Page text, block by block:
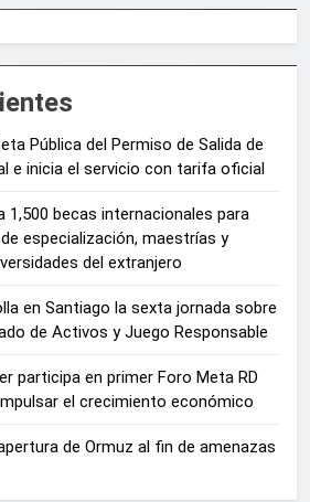
Pública del Permiso de Salida de
e inicia el servicio con tarifa oficial
1,500 becas internacionales para
especialización, maestrías y
del extranjero
en Santiago la sexta jornada sobre
de Activos y Juego Responsable
participa en primer Foro Meta RD
el crecimiento económico
de Ormuz al fin de amenazas